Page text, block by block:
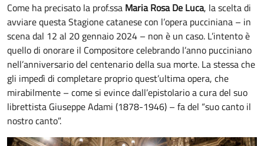
Come ha precisato la prof.ssa Maria Rosa De Luca, la scelta di
avviare questa Stagione catanese con l’opera pucciniana – in
scena dal 12 al 20 gennaio 2024 – non è un caso. L’intento è
quello di onorare il Compositore celebrando l’anno pucciniano
nell’anniversario del centenario della sua morte. La stessa che
gli impedì di completare proprio quest’ultima opera, che
mirabilmente – come si evince dall’epistolario a cura del suo
librettista Giuseppe Adami (1878-1946) – fa del “suo canto il
nostro canto”.